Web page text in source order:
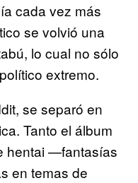
cada vez más
se volvió una
lo cual no sólo
extremo.
se separó en
Tanto el álbum
hentai —fantasías
en temas de